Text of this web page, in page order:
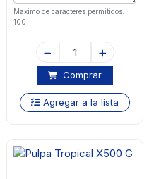
Maximo de caracteres permitidos:
100
Comprar
Agregar a la lista